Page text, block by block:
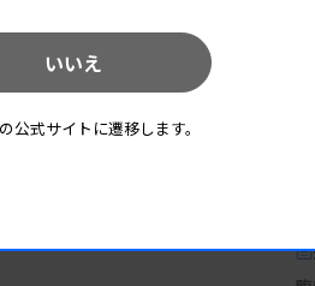
る迅速
する迅
いいえ
式サイトに遷移します。